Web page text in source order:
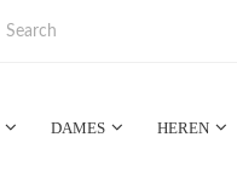
Search
DAMES HEREN